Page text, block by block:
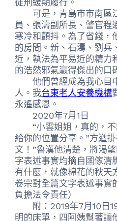
可是，青島市市南區
員、張濤副所長、警官程
寒冷和顫抖。為了省錢，
的房間。新、石濤、劉兵
近，執法為平易近的精力
的浩然邪氣贏得傑出的口
他們曾經成為我心目
人。我台東老人安養機構
永遙感恩。
2020年7月1日
“小雲姐姐，真的，不
給你的位置分享。”方遒
文！”魯漢他清楚，將渴
字表述事實均摘自國傢清
有什麼，就像棉花的秋天
卷宗對全篇文字表述事實
負擔法令責任）
附：2019年7月10日
明的床單，四阿姨幫著讓